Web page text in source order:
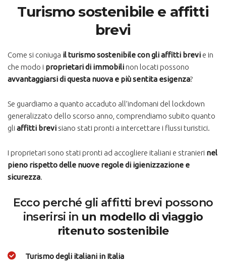
Turismo sostenibile e affitti
brevi
Come si coniuga il turismo sostenibile con gli affitti brevi e in
che modo i proprietari di immobilinon locati possono
avvantaggiarsi di questa nuova e più sentita esigenza?
Se guardiamo a quanto accaduto all’indomani del lockdown
generalizzato dello scorso anno, comprendiamo subito quanto
gli affitti brevi siano stati pronti a intercettare i flussi turistici.
I proprietari sono stati pronti ad accogliere italiani e stranieri nel
pieno rispetto delle nuove regole di igienizzazione e
sicurezza.
Ecco perché gli affitti brevi possono
inserirsi in un modello di viaggio
ritenuto sostenibile
Turismo degli italiani in Italia